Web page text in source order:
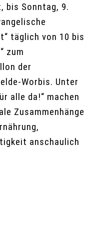
bis Sonntag, 9.
täglich von 10 bis
zum
der
Worbis. Unter
alle da!“ machen
Zusammenhänge
anschaulich